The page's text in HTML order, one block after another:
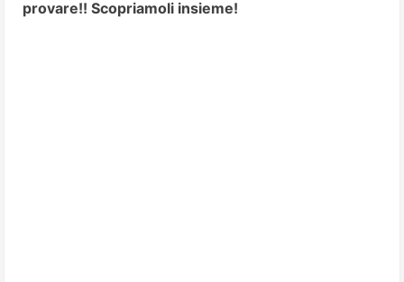
provare!! Scopriamoli insieme!